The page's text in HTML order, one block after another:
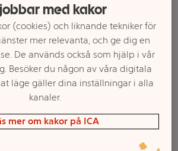
Välj butik och handla
med kakor
(cookies) och liknande tekniker för
mer relevanta, och ge dig en
De används också som hjälp i vår
Besöker du någon av våra digitala
läge gäller dina inställningar i alla
kanaler.
mer om kakor på ICA